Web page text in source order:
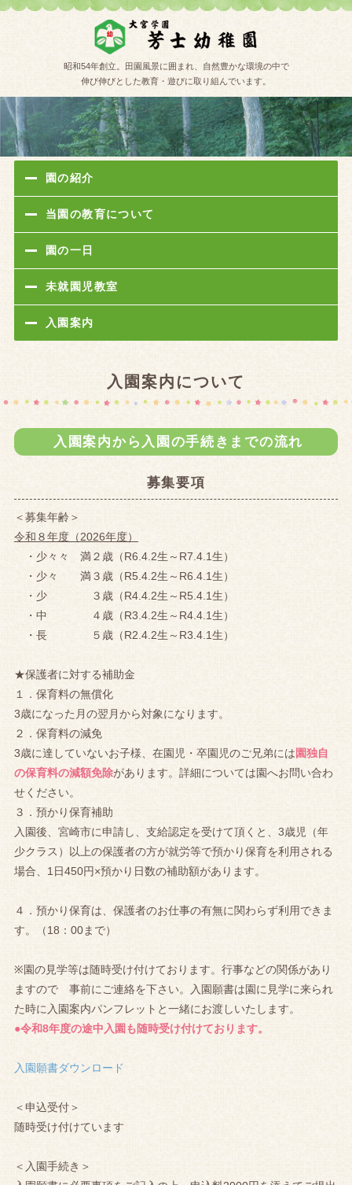
昭和54年創立。田園風景に囲まれ、自然豊かな環境の中で
伸び伸びとした教育・遊びに取り組んでいます。
園の紹介
当園の教育について
園の一日
未就園児教室
入園案内
入園案内について
入園案内から入園の手続きまでの流れ
募集要項
＜募集年齢＞
令和８年度（2026年度）
・少々々 満２歳（R6.4.2生～R7.4.1生）
・少々 満３歳（R5.4.2生～R6.4.1生）
・少 ３歳（R4.4.2生～R5.4.1生）
・中 ４歳（R3.4.2生～R4.4.1生）
・長 ５歳（R2.4.2生～R3.4.1生）
★保護者に対する補助金
１．保育料の無償化
3歳になった月の翌月から対象になります。
２．保育料の減免
3歳に達していないお子様、在園児・卒園児のご兄弟には園独自
の保育料の減額免除があります。詳細については園へお問い合わ
せください。
３．預かり保育補助
入園後、宮崎市に申請し、支給認定を受けて頂くと、3歳児（年
少クラス）以上の保護者の方が就労等で預かり保育を利用される
場合、1日450円×預かり日数の補助額があります。
４．預かり保育は、保護者のお仕事の有無に関わらず利用できま
す。（18：00まで）
※園の見学等は随時受け付けております。行事などの関係があり
ますので 事前にご連絡を下さい。入園願書は園に見学に来られ
た時に入園案内パンフレットと一緒にお渡しいたします。
●令和8年度の途中入園も随時受け付けております。
入園願書ダウンロード
＜申込受付＞
随時受け付けています
＜入園手続き＞